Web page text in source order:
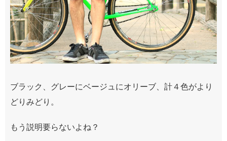
ブラック、グレーにベージュにオリーブ、計４色がより
どりみどり。
もう説明要らないよね？